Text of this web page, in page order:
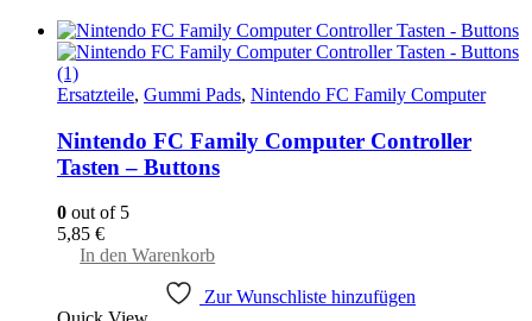
Die
Optionen
können
auf
der
Produktseite
Ersatzteile, Gummi Pads, Nintendo FC Family Computer
Nintendo FC Family Computer Controller
Tasten – Buttons
0 out of 5
5,85 €
In den Warenkorb
Zur Wunschliste hinzufügen